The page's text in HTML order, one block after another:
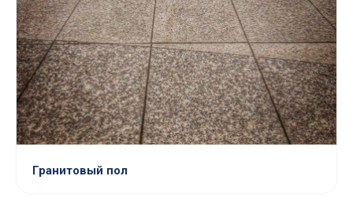
Гранитовый пол